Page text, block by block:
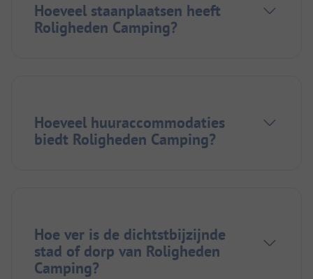
Hoeveel staanplaatsen heeft
Roligheden Camping?
Hoeveel huuraccommodaties
biedt Roligheden Camping?
Hoe ver is de dichtstbijzijnde
stad of dorp van Roligheden
Camping?